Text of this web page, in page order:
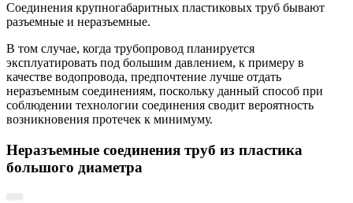
Соединения крупногабаритных пластиковых труб бывают
разъемные и неразъемные.
В том случае, когда трубопровод планируется
эксплуатировать под большим давлением, к примеру в
качестве водопровода, предпочтение лучше отдать
неразъемным соединениям, поскольку данный способ при
соблюдении технологии соединения сводит вероятность
возникновения протечек к минимуму.
Неразъемные соединения труб из пластика
большого диаметра